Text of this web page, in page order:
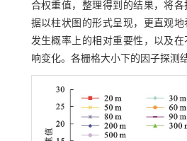
合权重值，整理得到的结果，将
据以柱状图的形式呈现，更直观
发生概率上的相对重要性，以及
响变化。各栅格大小下的因子探测